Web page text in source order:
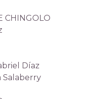
CHINGOLO
Díaz
Salaberry